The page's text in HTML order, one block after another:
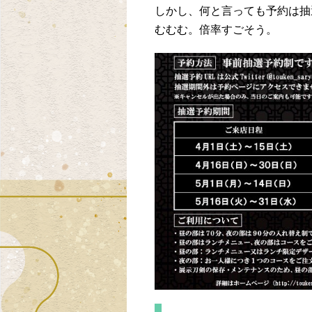
しかし、何と言っても予約は
むむむ。倍率すごそう。